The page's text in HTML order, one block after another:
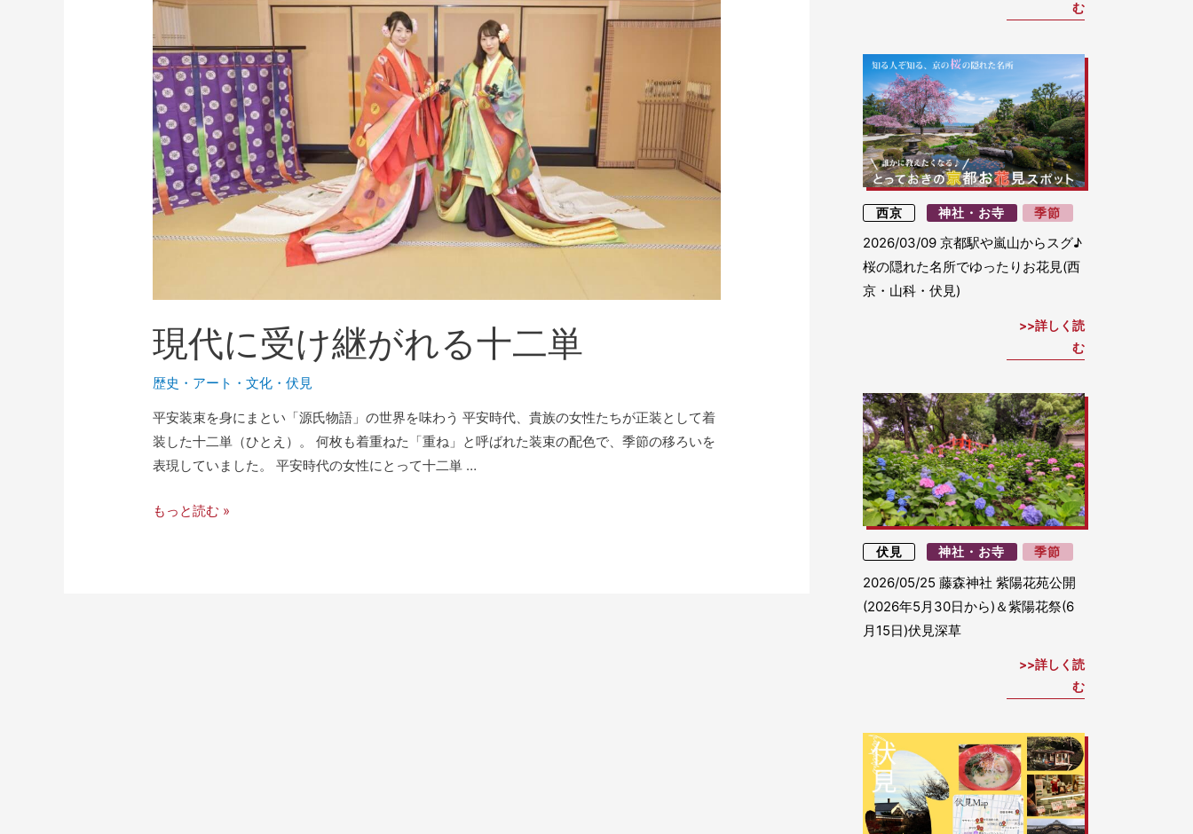
現代に受け継がれる十二単
歴史 ・ アート・文化 ・伏見
平安装束を身にまとい「源氏物語」の世界を味わう 平安時代、貴族の女性たちが正装として着
装した十二単（ひとえ）。 何枚も着重ねた「重ね」と呼ばれた装束の配色で、季節の移ろいを
表現していました。 平安時代の女性にとって十二単 …
もっと読む »
む
西京 神社・お寺 季節
2026/03/09 京都駅や嵐山からスグ♪
桜の隠れた名所でゆったりお花見(西
京・山科・伏見)
詳しく読
む
伏見 神社・お寺 季節
2026/05/25 藤森神社 紫陽花苑公開
(2026年5月30日から)＆紫陽花祭(6
月15日)伏見深草
詳しく読
む